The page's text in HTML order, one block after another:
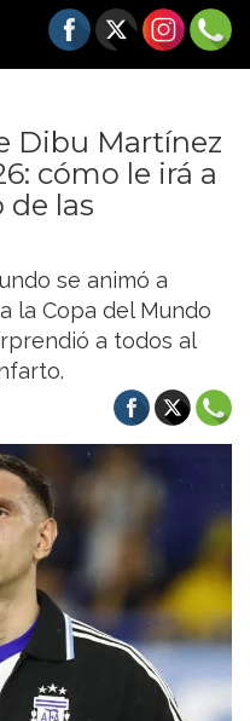
Dibu Martínez
cómo le irá a
de las
se animó a
la Copa del Mundo
a todos al